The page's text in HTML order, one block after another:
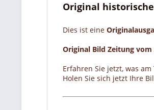
Original
Dies ist eine
Original Bild Zeitung vom
Erfahren Sie jetzt, was
Holen Sie sich jetzt Ihre